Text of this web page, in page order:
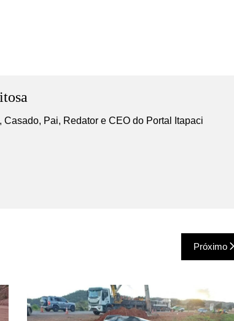
Casado, Pai, Redator e CEO do Portal Itapaci
Próximo